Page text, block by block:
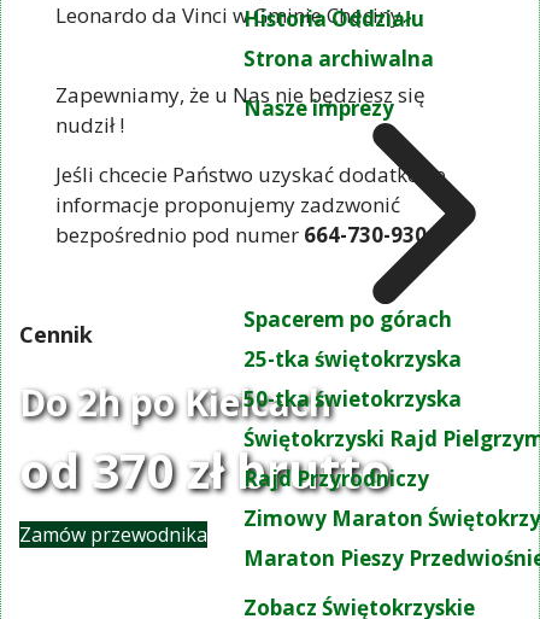
Historia Oddziału
Strona archiwalna
Nasze imprezy
Spacerem po górach
25-tka świętokrzyska
50-tka świetokrzyska
Świętokrzyski Rajd
Rajd Przyrodniczy
Zimowy Maraton
Maraton Pieszy
Zobacz Świętokrzyskie
Leonardo da Vinci w Gminie Chęciny.
Zapewniamy, że u Nas nie będziesz się
nudził !
Jeśli chcecie Państwo uzyskać dodatkowe
informacje proponujemy zadzwonić
bezpośrednio pod numer 664-730-930
Cennik
Do 2h po Kielcach
od 370 zł brutto
Zamów przewodnika